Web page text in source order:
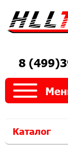
8
Каталог